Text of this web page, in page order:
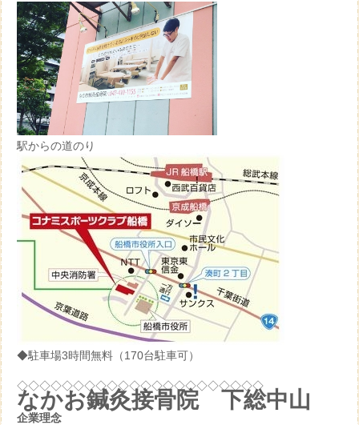
駅からの道のり
◆駐車場3時間無料（170台駐車可）
◇◇◇◇◇◇◇◇◇◇◇◇◇◇◇◇◇◇◇◇◇◇
なかお鍼灸接骨院 下総中山
企業理念